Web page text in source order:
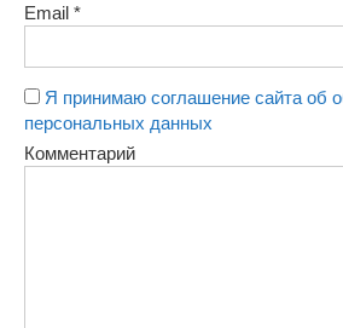
Email *
Я принимаю соглашение сайта об
персональных данных
Комментарий